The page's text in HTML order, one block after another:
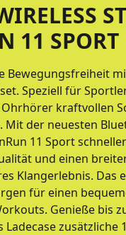
11 SPORT
Bewegungsfreiheit
Speziell für
kraftvollen
Mit der neuesten
11 Sport
und einen
Klangerlebnis. Das
für einen
Genieße bis
Ladecase